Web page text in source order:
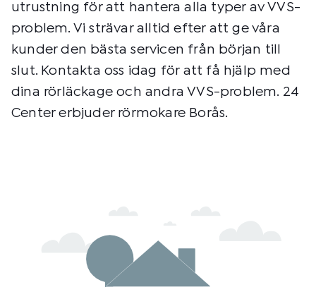
utrustning för att hantera alla typer av VVS-
problem. Vi strävar alltid efter att ge våra
kunder den bästa servicen från början till
slut. Kontakta oss idag för att få hjälp med
dina rörläckage och andra VVS-problem. 24
Center erbjuder rörmokare Borås.